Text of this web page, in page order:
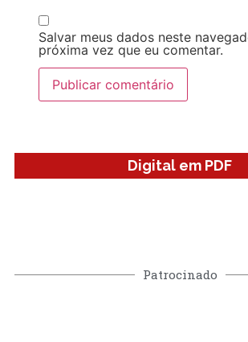
Salvar meus dados neste
próxima vez que eu comentar.
Digital em PDF
Patrocinado